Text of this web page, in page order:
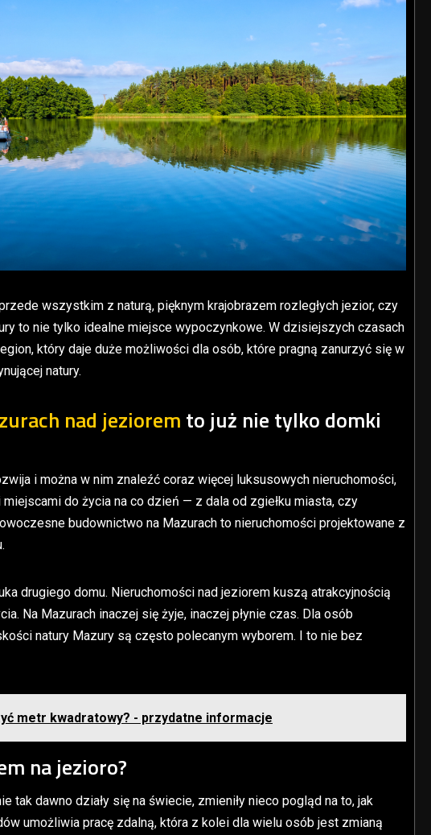
wszystkim z naturą, pięknym krajobrazem rozległych jezior, czy
to nie tylko idealne miejsce wypoczynkowe. W dzisiejszych czasach
który daje duże możliwości dla osób, które pragną zanurzyć się w
natury.
nad jeziorem to już nie tylko domki
i można w nim znaleźć coraz więcej luksusowych nieruchomości,
do życia na co dzień — z dala od zgiełku miasta, czy
budownictwo na Mazurach to nieruchomości projektowane z
drugiego domu. Nieruchomości nad jeziorem kuszą atrakcyjnością
Na Mazurach inaczej się żyje, inaczej płynie czas. Dla osób
natury Mazury są często polecanym wyborem. I to nie bez
metr kwadratowy? - przydatne informacje
na jezioro?
tak dawno działy się na świecie, zmieniły nieco pogląd na to, jak
umożliwia pracę zdalną, która z kolei dla wielu osób jest zmianą